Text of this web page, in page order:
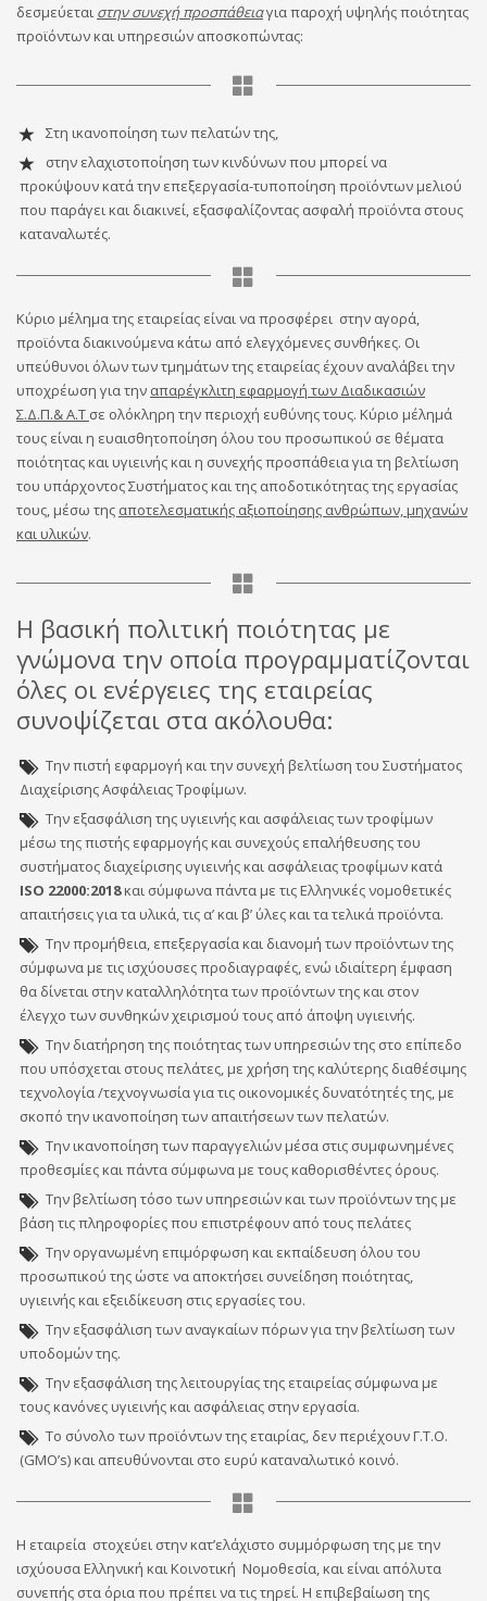
δεσμεύεται στην συνεχή προσπάθειαγια παροχή υψηλής ποιότητας
προϊόντων και υπηρεσιών αποσκοπώντας:
Στη ικανοποίηση των πελατών της,
στην ελαχιστοποίηση των κινδύνων που μπορεί να
προκύψουν κατά την επεξεργασία-τυποποίηση προϊόντων μελιού
που παράγει και διακινεί, εξασφαλίζοντας ασφαλή προϊόντα στους
καταναλωτές.
Κύριο μέλημα της εταιρείας είναι να προσφέρει στην αγορά,
προϊόντα διακινούμενα κάτω από ελεγχόμενες συνθήκες. Οι
υπεύθυνοι όλων των τμημάτων της εταιρείας έχουν αναλάβει την
υποχρέωση για την απαρέγκλιτη εφαρμογή των Διαδικασιών
Σ.Δ.Π.& Α.Τ σε ολόκληρη την περιοχή ευθύνης τους. Κύριο μέλημά
τους είναι η ευαισθητοποίηση όλου του προσωπικού σε θέματα
ποιότητας και υγιεινής και η συνεχής προσπάθεια για τη βελτίωση
του υπάρχοντος Συστήματος και της αποδοτικότητας της εργασίας
τους, μέσω της αποτελεσματικής αξιοποίησης ανθρώπων, μηχανών
και υλικών.
Η βασική πολιτική ποιότητας με
γνώμονα την οποία προγραμματίζονται
όλες οι ενέργειες της εταιρείας
συνοψίζεται στα ακόλουθα:
Την πιστή εφαρμογή και την συνεχή βελτίωση του Συστήματος
Διαχείρισης Ασφάλειας Τροφίμων.
Την εξασφάλιση της υγιεινής και ασφάλειας των τροφίμων
μέσω της πιστής εφαρμογής και συνεχούς επαλήθευσης του
συστήματος διαχείρισης υγιεινής και ασφάλειας τροφίμων κατά
ISO 22000:2018και σύμφωνα πάντα με τις Ελληνικές νομοθετικές
απαιτήσεις για τα υλικά, τις α’ και β’ ύλες και τα τελικά προϊόντα.
Την προμήθεια, επεξεργασία και διανομή των προϊόντων της
σύμφωνα με τις ισχύουσες προδιαγραφές, ενώ ιδιαίτερη έμφαση
θα δίνεται στην καταλληλότητα των προϊόντων της και στον
έλεγχο των συνθηκών χειρισμού τους από άποψη υγιεινής.
Την διατήρηση της ποιότητας των υπηρεσιών της στο επίπεδο
που υπόσχεται στους πελάτες, με χρήση της καλύτερης διαθέσιμης
τεχνολογία /τεχνογνωσία για τις οικονομικές δυνατότητές της, με
σκοπό την ικανοποίηση των απαιτήσεων των πελατών.
Την ικανοποίηση των παραγγελιών μέσα στις συμφωνημένες
προθεσμίες και πάντα σύμφωνα με τους καθορισθέντες όρους.
Την βελτίωση τόσο των υπηρεσιών και των προϊόντων της με
βάση τις πληροφορίες που επιστρέφουν από τους πελάτες
Την οργανωμένη επιμόρφωση και εκπαίδευση όλου του
προσωπικού της ώστε να αποκτήσει συνείδηση ποιότητας,
υγιεινής και εξειδίκευση στις εργασίες του.
Την εξασφάλιση των αναγκαίων πόρων για την βελτίωση των
υποδομών της.
Την εξασφάλιση της λειτουργίας της εταιρείας σύμφωνα με
τους κανόνες υγιεινής και ασφάλειας στην εργασία.
Το σύνολο των προϊόντων της εταιρίας, δεν περιέχουν Γ.Τ.Ο.
(GMΟ’s) και απευθύνονται στο ευρύ καταναλωτικό κοινό.
Η εταιρεία στοχεύει στην κατ’ελάχιστο συμμόρφωση της με την
ισχύουσα Ελληνική και Κοινοτική Νομοθεσία, και είναι απόλυτα
συνεπής στα όρια που πρέπει να τις τηρεί. Η επιβεβαίωση της